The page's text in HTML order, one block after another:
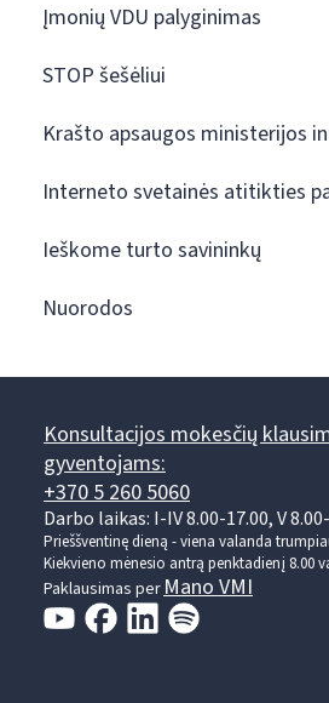
Įmonių VDU palyginimas
STOP šešėliui
Krašto apsaugos ministerijos
Interneto svetainės atitikties
Ieškome turto savininkų
Nuorodos
Konsultacijos mokesčių
gyventojams:
+370 5 260 5060
Darbo laikas: I-IV 8.00-17.00, V
Prieššventinę dieną - viena valanda
Kiekvieno mėnesio antrą penktadienį 8.00
Paklausimas per Mano VMI